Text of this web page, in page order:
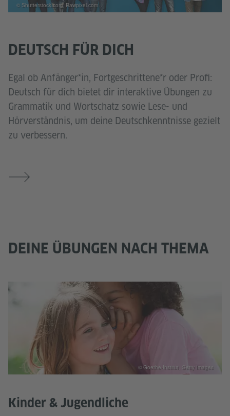
DEUTSCH FÜR DICH
Egal ob Anfänger*in, Fortgeschrittene*r oder Profi:
Deutsch für dich bietet dir interaktive Übungen zu
Grammatik und Wortschatz sowie Lese- und
Hörverständnis, um deine Deutschkenntnisse gezielt
zu verbessern.
© Shutterstock.com, Rawpixel.com
DEINE ÜBUNGEN NACH THEMA
Kinder & Jugendliche
© Goethe-Institut, Getty Images